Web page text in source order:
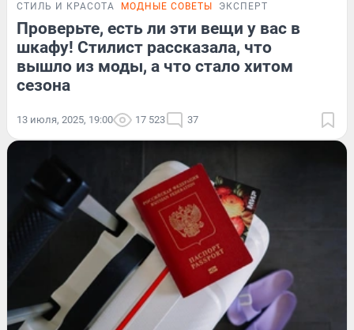
СТИЛЬ И КРАСОТА МОДНЫЕ СОВЕТЫ ЭКСПЕРТ
Проверьте, есть ли эти вещи у вас в
шкафу! Стилист рассказала, что
вышло из моды, а что стало хитом
сезона
13 июля, 2025, 19:00 17 523 37